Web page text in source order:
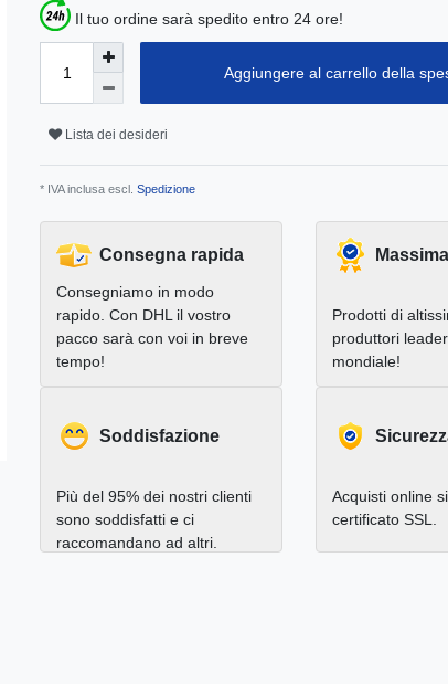
Il tuo ordine sarà spedito entro 24 ore!
Aggiungere al carrello della
Lista dei desideri
* IVA inclusa escl. Spedizione
Consegna rapida
Consegniamo in modo
rapido. Con DHL il vostro
pacco sarà con voi in breve
tempo!
Prodotti di
produttori
mondiale!
Soddisfazione
Più del 95% dei nostri clienti
sono soddisfatti e ci
raccomandano ad altri.
Acquisti online
certificato SSL.